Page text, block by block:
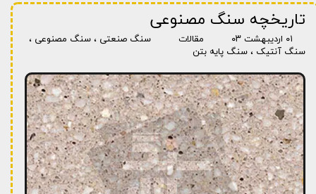
تاریخچه سنگ مصنوعی
۰۱ اردیبهشت ۰۳ مقالات سنگ صنعتی ، سنگ مصنوعی ،
سنگ آنتیک ، سنگ پایه بتن